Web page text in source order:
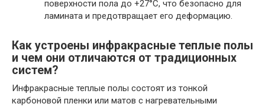
поверхности пола до +27°C, что безопасно для
ламината и предотвращает его деформацию.
Как устроены инфракрасные теплые полы
и чем они отличаются от традиционных
систем?
Инфракрасные теплые полы состоят из тонкой
карбоновой пленки или матов с нагревательными